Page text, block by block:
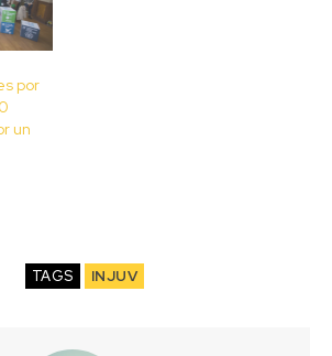
por
un
TAGS INJUV